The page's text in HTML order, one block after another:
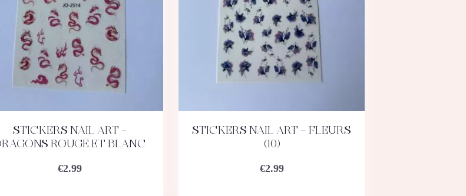
ACHETEZ DÉTAILS
STICKERS NAIL ART –
ROUGE ET BLANC
€2.99
ACHETEZ DÉTAILS
STICKERS NAIL ART – FLEURS
(10)
€2.99